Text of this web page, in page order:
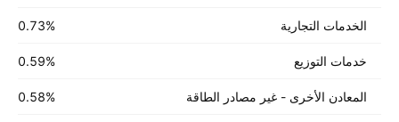
الخدمات التجارية ‪0.73‬%
خدمات التوزيع ‪0.59‬%
المعادن الأخرى - غير مصادر الطاقة ‪0.58‬%